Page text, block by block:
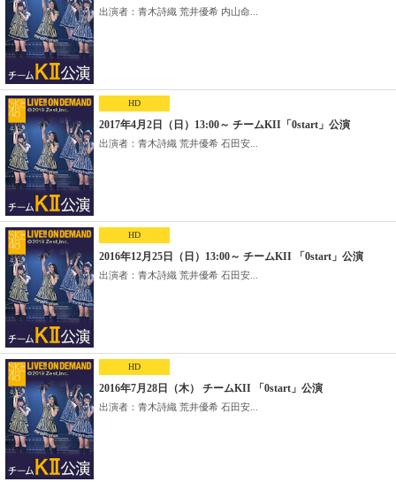
出演者：青木詩織 荒井優希 内山命...
HD
2017年4月2日（日）13:00～ チームKII「0start」公演
出演者：青木詩織 荒井優希 石田安...
HD
2016年12月25日（日）13:00～ チームKII 「0start」公演
出演者：青木詩織 荒井優希 石田安...
HD
2016年7月28日（木） チームKII 「0start」公演
出演者：青木詩織 荒井優希 石田安...